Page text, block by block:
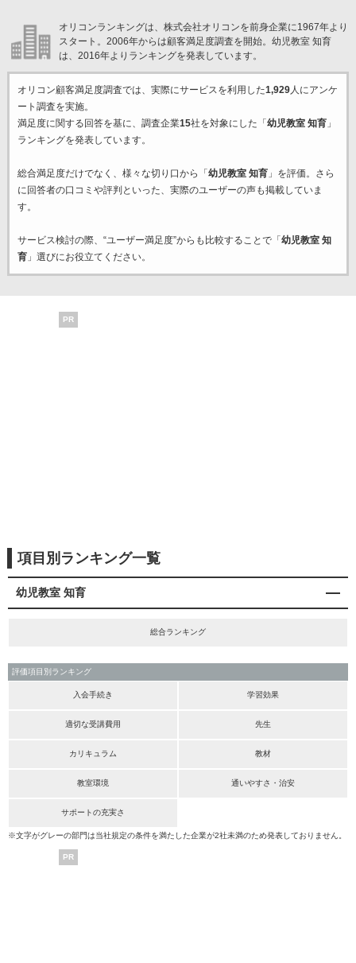
オリコンランキングは、株式会社オリコンを前身企業に1967年より
スタート。2006年からは顧客満足度調査を開始。幼児教室 知育
は、2016年よりランキングを発表しています。
オリコン顧客満足度調査では、実際にサービスを利用した1,929人にアンケ
ート調査を実施。
満足度に関する回答を基に、調査企業15社を対象にした「 幼児教室 知育」
ランキングを発表しています。
総合満足度だけでなく、様々な切り口から「 幼児教室 知育」を評価。さら
に回答者の口コミや評判といった、実際のユーザーの声も掲載していま
す。
サービス検討の際、“ユーザー満足度”からも比較することで「 幼児教室 知
育」選びにお役立てください。
PR
項目別ランキング一覧
幼児教室 知育
総合ランキング
評価項目別ランキング
入会手続き 学習効果
適切な受講費用 先生
カリキュラム 教材
教室環境 通いやすさ・治安
サポートの充実さ
※文字がグレーの部門は当社規定の条件を満たした企業が2社未満のため発表しておりません。
PR